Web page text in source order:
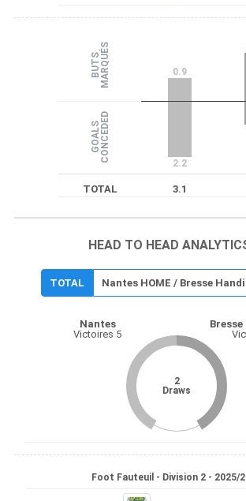
B
U
T
S
M
A
R
Q
U
ÉS 0.9
G
O
A
L
S
C
O
N
C
E
D
ED 2.2
TOTAL 3.1
HEAD TO HEAD
TOTAL Nantes HOME / Bresse
Nantes
Victoires 5
2
Draws
Foot Fauteuil - Division 2 - 2025/